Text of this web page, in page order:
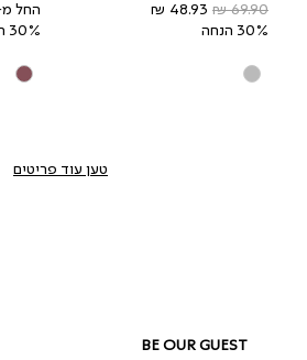
מחיר רגיל מחיר מבצע
30% הנחה
החל
מחיר
מחיר
30% הנחה
טען עוד פריטים
BE OUR GUEST